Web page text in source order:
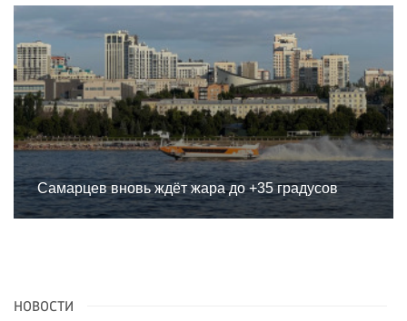
Самарцев вновь ждёт жара до +35 градусов
НОВОСТИ